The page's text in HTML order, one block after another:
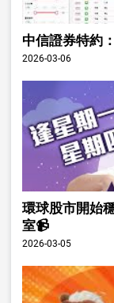
中信證券特約
2026-03-06
環球股市開始
室📹
2026-03-05